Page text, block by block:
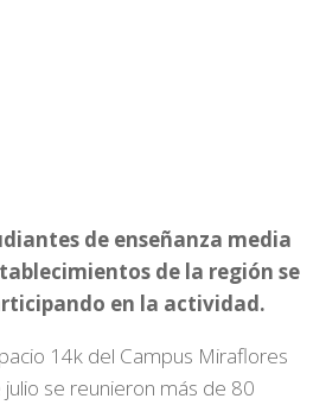
de enseñanza media
de la región se
en la actividad.
14k del Campus Miraflores
se reunieron más de 80